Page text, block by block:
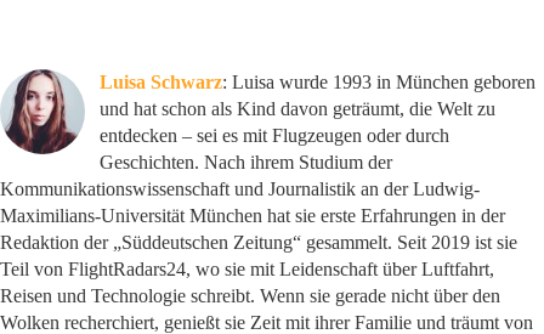
Luisa Schwarz: Luisa wurde 1993 in München geboren
und hat schon als Kind davon geträumt, die Welt zu
entdecken – sei es mit Flugzeugen oder durch
Geschichten. Nach ihrem Studium der
Kommunikationswissenschaft und Journalistik an der Ludwig-
Maximilians-Universität München hat sie erste Erfahrungen in der
Redaktion der „Süddeutschen Zeitung“ gesammelt. Seit 2019 ist sie
Teil von FlightRadars24, wo sie mit Leidenschaft über Luftfahrt,
Reisen und Technologie schreibt. Wenn sie gerade nicht über den
Wolken recherchiert, genießt sie Zeit mit ihrer Familie und träumt von